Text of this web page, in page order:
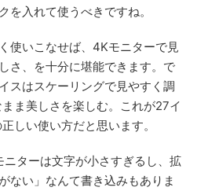
を入れて使うべきですね。
使いこなせば、4Kモニターで見
さ、を十分に堪能できます。で
スはスケーリングで見やすく調
ま美しさを楽しむ。これが27イ
しい使い方だと思います。
ターは文字が小さすぎるし、拡
ない」なんて書き込みもありま